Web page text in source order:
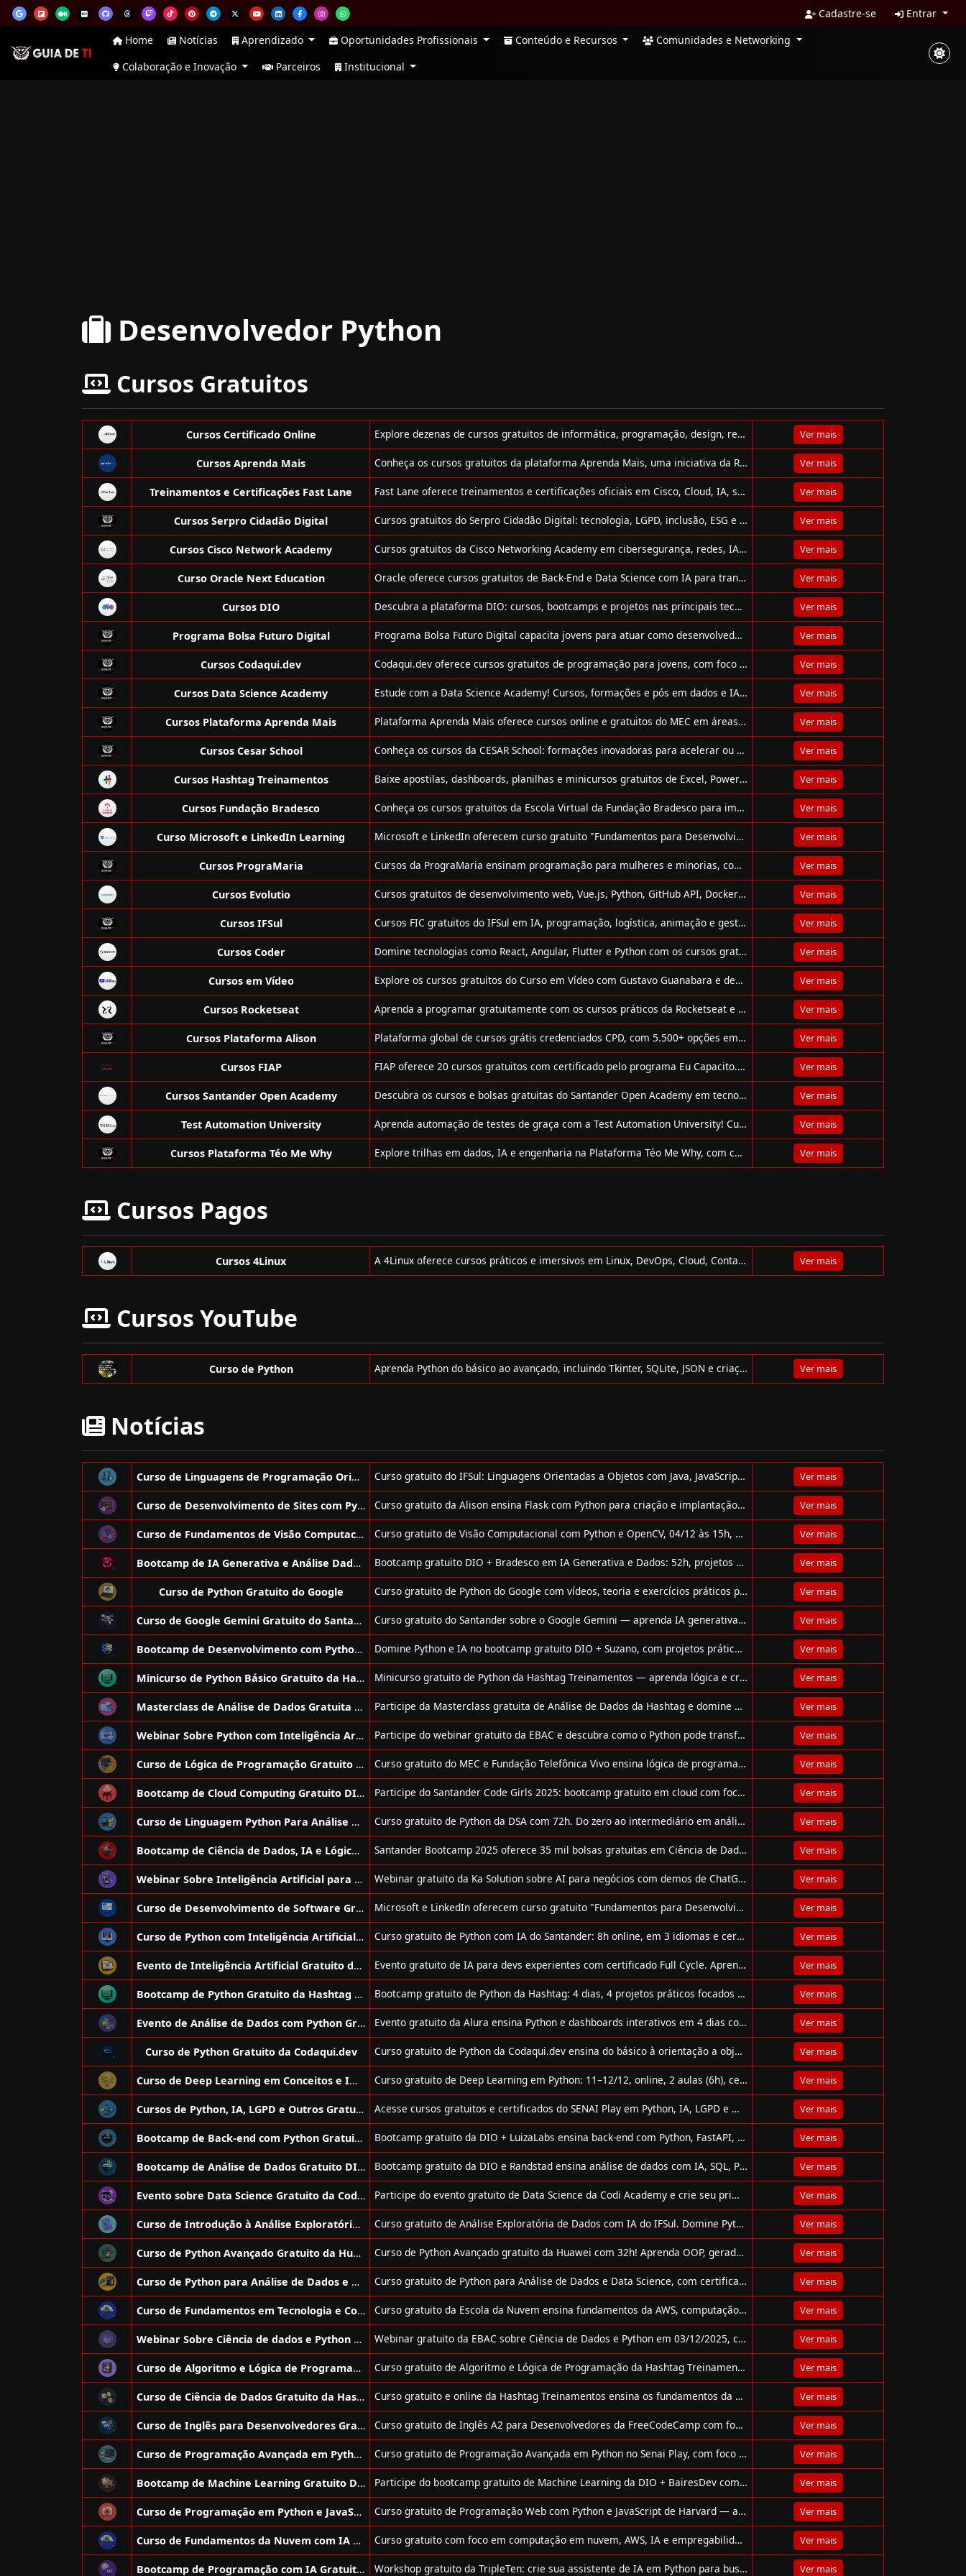
Cadastre-se
Entrar
Home
Notícias Aprendizado Oportunidades Profissionais Conteúdo e Recursos
Comunidades e Networking
Colaboração e Inovação
Parceiros Institucional
Desenvolvedor Python
Cursos Gratuitos
Cursos Certificado Online Explore dezenas de cursos gratuitos de informática, programação, design, redes e mais para turbinar sua carreira online! Ver mais
Cursos Aprenda Mais Conheça os cursos gratuitos da plataforma Aprenda Mais, uma iniciativa da Rede Federal para democratizar o ensino profissional e tecnológico. Ver mais
Treinamentos e Certificações Fast Lane Fast Lane oferece treinamentos e certificações oficiais em Cisco, Cloud, IA, segurança e mais, com presença global e expertise técnica. Ver mais
Cursos Serpro Cidadão Digital Cursos gratuitos do Serpro Cidadão Digital: tecnologia, LGPD, inclusão, ESG e habilidades digitais para impulsionar sua carreira. Ver mais
Cursos Cisco Network Academy Cursos gratuitos da Cisco Networking Academy em cibersegurança, redes, IA, Python e mais. Comece sua jornada hoje Ver mais
Curso Oracle Next Education Oracle oferece cursos gratuitos de Back-End e Data Science com IA para transformar vidas por meio do programa Oracle Next Education (ONE). Ver mais
Cursos DIO Descubra a plataforma DIO: cursos, bootcamps e projetos nas principais tecnologias do mercado de TI, com certificações reconhecidas! Ver mais
Programa Bolsa Futuro Digital Programa Bolsa Futuro Digital capacita jovens para atuar como desenvolvedores Front-End e Back-End com metodologia prática e inovadora. Ver mais
Cursos Codaqui.dev Codaqui.dev oferece cursos gratuitos de programação para jovens, com foco em projetos reais e apoio comunitário. Ver mais
Cursos Data Science Academy Estude com a Data Science Academy! Cursos, formações e pós em dados e IA, com opções gratuitas e certificações reconhecidas. Ver mais
Cursos Plataforma Aprenda Mais Plataforma Aprenda Mais oferece cursos online e gratuitos do MEC em áreas como tecnologia, idiomas, saúde e muito mais Ver mais
Cursos Cesar School Conheça os cursos da CESAR School: formações inovadoras para acelerar ou transformar sua carreira em tecnologia e design. Ver mais
Cursos Hashtag Treinamentos Baixe apostilas, dashboards, planilhas e minicursos gratuitos de Excel, Power BI, Python, SQL e muito mais com a Hashtag Treinamentos! Ver mais
Cursos Fundação Bradesco Conheça os cursos gratuitos da Escola Virtual da Fundação Bradesco para impulsionar sua carreira com certificados e aprendizado acessível. Ver mais
Curso Microsoft e LinkedIn Learning Microsoft e LinkedIn oferecem curso gratuito "Fundamentos para Desenvolvimento de Software", online e com certificado reconhecido internacionalmente. Ver mais
Cursos PrograMaria Cursos da PrograMaria ensinam programação para mulheres e minorias, com foco em inclusão, bolsas e conteúdo 100% online e do zero. Ver mais
Cursos Evolutio Cursos gratuitos de desenvolvimento web, Vue.js, Python, GitHub API, Docker e Machine Learning com Tony Lâmpada e Andrew Ng. Ver mais
Cursos IFSul Cursos FIC gratuitos do IFSul em IA, programação, logística, animação e gestão: formação inclusiva e profissionalizante de qualidade. Ver mais
Cursos Coder Domine tecnologias como React, Angular, Flutter e Python com os cursos gratuitos da Cod3r, ideais para acelerar sua carreira tech! Ver mais
Cursos em Vídeo Explore os cursos gratuitos do Curso em Vídeo com Gustavo Guanabara e desenvolva habilidades em tecnologia, inglês, IA, redes e mais! Ver mais
Cursos Rocketseat Aprenda a programar gratuitamente com os cursos práticos da Rocketseat e transforme sua carreira com formações completas e atualizadas. Ver mais
Cursos Plataforma Alison Plataforma global de cursos grátis credenciados CPD, com 5.500+ opções em TI, certificações pagas e 45 milhões de alunos. Ver mais
Cursos FIAP FIAP oferece 20 cursos gratuitos com certificado pelo programa Eu Capacito. Aprenda tecnologia, inovação e negócios online e no seu ritmo! Ver mais
Cursos Santander Open Academy Descubra os cursos e bolsas gratuitas do Santander Open Academy em tecnologia, IA, idiomas, marketing e liderança. Ver mais
Test Automation University Aprenda automação de testes de graça com a Test Automation University! Cursos com certificado, trilhas, especialistas e tecnologias atuais. Ver mais
Cursos Plataforma Téo Me Why Explore trilhas em dados, IA e engenharia na Plataforma Téo Me Why, com cursos gratuitos e projetos exclusivos no YouTube. Ver mais
Cursos Pagos
Cursos 4Linux A 4Linux oferece cursos práticos e imersivos em Linux, DevOps, Cloud, Containers, Segurança, Python e muito mais. Acesso anual ilimitado! Ver mais
Cursos YouTube
Curso de Python Aprenda Python do básico ao avançado, incluindo Tkinter, SQLite, JSON e criação de interfaces gráficas. Ver mais
Notícias
Curso de Linguagens de Programação Orientadas a Objetos Gratuito da Ifsul Curso gratuito do IFSul: Linguagens Orientadas a Objetos com Java, JavaScript e Python. 40h de carga horária, nível intermediário. Ver mais
Curso de Desenvolvimento de Sites com Python Gratuito da Alison Curso gratuito da Alison ensina Flask com Python para criação e implantação de blogs e apps web, ideal para iniciantes no back-end. Ver mais
Curso de Fundamentos de Visão Computacional com Python Gratuito Curso gratuito de Visão Computacional com Python e OpenCV, 04/12 às 15h, oferecido pela Samsung Ocean, certificado incluso. Ver mais
Bootcamp de IA Generativa e Análise Dados Gratuito da DIO + Bradesco Bootcamp gratuito DIO + Bradesco em IA Generativa e Dados: 52h, projetos práticos e foco em carreira de Data Analyst. Ver mais
Curso de Python Gratuito do Google Curso gratuito de Python do Google com vídeos, teoria e exercícios práticos para quem já tem noções básicas de programação. Ver mais
Curso de Google Gemini Gratuito do Santander Curso gratuito do Santander sobre o Google Gemini — aprenda IA generativa, ferramentas multimodais e receba certificado. Ver mais
Bootcamp de Desenvolvimento com Python Gratuito DIO + Suzano Domine Python e IA no bootcamp gratuito DIO + Suzano, com projetos práticos, Copilot e Azure. Certificado incluso! Ver mais
Minicurso de Python Básico Gratuito da Hashtag Treinamentos Minicurso gratuito de Python da Hashtag Treinamentos — aprenda lógica e crie seu primeiro projeto profissional em 1 hora. Ver mais
Masterclass de Análise de Dados Gratuita da Hashtag Treinamentos Participe da Masterclass gratuita de Análise de Dados da Hashtag e domine Excel, Power BI, Python e SQL para transformar sua carreira! Ver mais
Webinar Sobre Python com Inteligência Artificial Gratuito da Ebac Participe do webinar gratuito da EBAC e descubra como o Python pode transformar sua carreira na tecnologia! Ver mais
Curso de Lógica de Programação Gratuito do MEC Curso gratuito do MEC e Fundação Telefônica Vivo ensina lógica de programação com foco em professores. Com certificado e 40h de duração. Ver mais
Bootcamp de Cloud Computing Gratuito DIO + Santander Participe do Santander Code Girls 2025: bootcamp gratuito em cloud com foco em AWS, DevOps e oportunidades reais de contratação! Ver mais
Curso de Linguagem Python Para Análise de Dados e Data Science Gratuito Curso gratuito de Python da DSA com 72h. Do zero ao intermediário em análise de dados, ML, deep learning e certificação inclusa. Ver mais
Bootcamp de Ciência de Dados, IA e Lógica de Programação Gratuito Santander Bootcamp 2025 oferece 35 mil bolsas gratuitas em Ciência de Dados, IA e Programação. Curso online com certificado em 3 meses. Ver mais
Webinar Sobre Inteligência Artificial para Negócios Gratuito da Ka Solution Webinar gratuito da Ka Solution sobre AI para negócios com demos de ChatGPT, Azure AI e Copilot. Com certificado e voucher. Ver mais
Curso de Desenvolvimento de Software Gratuito Oferecido por LinkedIn e Microsoft Microsoft e LinkedIn oferecem curso gratuito "Fundamentos para Desenvolvimento de Software", online e com certificado reconhecido internacionalmente. Ver mais
Curso de Python com Inteligência Artificial Gratuito do Santander Curso gratuito de Python com IA do Santander: 8h online, em 3 idiomas e certificado internacional até 31/12/2025. Ver mais
Evento de Inteligência Artificial Gratuito da Full Cycle Evento gratuito de IA para devs experientes com certificado Full Cycle. Aprenda IA na prática, de 22 a 24/09, 100% online. Ver mais
Bootcamp de Python Gratuito da Hashtag Treinamentos Bootcamp gratuito de Python da Hashtag: 4 dias, 4 projetos práticos focados em automação, dados, IA e portfólio. Ver mais
Evento de Análise de Dados com Python Gratuito da Alura Evento gratuito da Alura ensina Python e dashboards interativos em 4 dias com certificado e apoio de especialistas. Ver mais
Curso de Python Gratuito da Codaqui.dev Curso gratuito de Python da Codaqui.dev ensina do básico à orientação a objetos com foco em prática e inclusão digital. Ver mais
Curso de Deep Learning em Conceitos e Implementações em Python Gratuito Curso gratuito de Deep Learning em Python: 11–12/12, online, 2 aulas (6h), certificado e prática com Keras. Ver mais
Cursos de Python, IA, LGPD e Outros Gratuitos do Senai Play Acesse cursos gratuitos e certificados do SENAI Play em Python, IA, LGPD e mais. Qualifique-se com especialistas e destaque-se no mercado! Ver mais
Bootcamp de Back-end com Python Gratuito da DIO + LuizaLabs Bootcamp gratuito da DIO + LuizaLabs ensina back-end com Python, FastAPI, SQLAlchemy e IA com projetos práticos. Ver mais
Bootcamp de Análise de Dados Gratuito DIO + Randstand Bootcamp gratuito da DIO e Randstad ensina análise de dados com IA, SQL, Power BI e Excel. Inclui projetos e mentoria para impulsionar sua carreira. Ver mais
Evento sobre Data Science Gratuito da Codi Academy Participe do evento gratuito de Data Science da Codi Academy e crie seu primeiro modelo de IA do zero em 3 dias. Ver mais
Curso de Introdução à Análise Exploratória de Dados com IA Gratuito Curso gratuito de Análise Exploratória de Dados com IA do IFSul. Domine Python, visualização e machine learning para iniciantes! Ver mais
Curso de Python Avançado Gratuito da Huawei Curso de Python Avançado gratuito da Huawei com 32h! Aprenda OOP, geradores, SQLite e mais para desenvolver aplicações sofisticadas. Ver mais
Curso de Python para Análise de Dados e Data Science Gratuito Curso gratuito de Python para Análise de Dados e Data Science, com certificado. Aprenda do básico ao avançado! Ver mais
Curso de Fundamentos em Tecnologia e Computação na Nuvem + IA Gratuito Curso gratuito da Escola da Nuvem ensina fundamentos da AWS, computação em nuvem e IA com práticas e apoio para inserção no mercado. Ver mais
Webinar Sobre Ciência de dados e Python Gratuito da Ebac Webinar gratuito da EBAC sobre Ciência de Dados e Python em 03/12/2025, com insights de mercado e ML para iniciantes. Ver mais
Curso de Algoritmo e Lógica de Programação Gratuito da Hashtag Treinamentos Curso gratuito de Algoritmo e Lógica de Programação da Hashtag Treinamentos. Aprenda a pensar como um programador usando Python. Ver mais
Curso de Ciência de Dados Gratuito da Hashtag Treinamentos Curso gratuito e online da Hashtag Treinamentos ensina os fundamentos da ciência de dados com Pandas, Machine Learning e deploy de modelos. Ver mais
Curso de Inglês para Desenvolvedores Gratuito da FreeCodeCamp Curso gratuito de Inglês A2 para Desenvolvedores da FreeCodeCamp com foco em vocabulário técnico e comunicação profissional. Ver mais
Curso de Programação Avançada em Python Gratuito do Senai Play Curso gratuito de Programação Avançada em Python no Senai Play, com foco em ciência de dados, OOP e visualização. Ver mais
Bootcamp de Machine Learning Gratuito DIO + BairesDev Participe do bootcamp gratuito de Machine Learning da DIO + BairesDev com 102h, 9 projetos e badge oficial! Ver mais
Curso de Programação em Python e JavaScript Gratuito de Harvard Curso gratuito de Programação Web com Python e JavaScript de Harvard — aprenda Django, React e SQL em 12 semanas. Ver mais
Curso de Fundamentos da Nuvem com IA Gratuito da Escola da Nuvem Curso gratuito com foco em computação em nuvem, AWS, IA e empregabilidade — oferecido ao vivo pela Escola da Nuvem. Ver mais
Bootcamp de Programação com IA Gratuito da TripleTen Workshop gratuito da TripleTen: crie sua assistente de IA em Python para buscar vagas, mesmo sem saber programar. Ver mais